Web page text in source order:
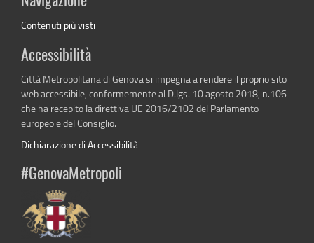
Contenuti più visti
Accessibilità
Città Metropolitana di Genova si impegna a rendere il proprio sito
web accessibile, conformemente al D.lgs. 10 agosto 2018, n.106
che ha recepito la direttiva UE 2016/2102 del Parlamento
europeo e del Consiglio.
Dichiarazione di Accessibilità
#GenovaMetropoli